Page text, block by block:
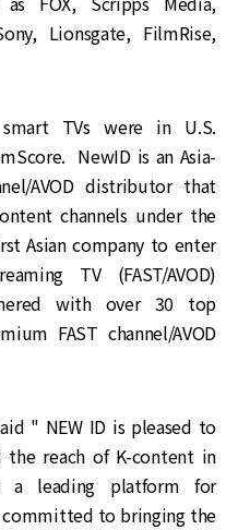
Lionsgate, FilmRise,
TVs were in U.S.
NewID is an Asia-
AVOD distributor that
channels under the
Asian company to enter
TV (FAST/AVOD)
with over 30 top
FAST channel/AVOD
" NEW ID is pleased to
reach of K-content in
a leading platform for
to bringing the